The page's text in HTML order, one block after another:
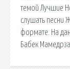
темой Лучшие
слушать песни
формате. На
Бабек